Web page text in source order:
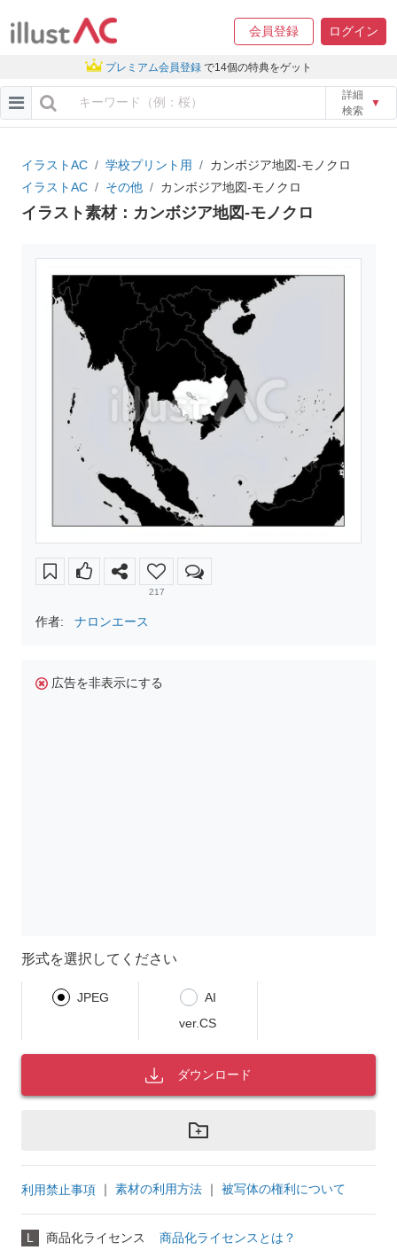
会員登録 ログイン
プレミアム会員登録 で14個の特典をゲット
詳細
検索
▼
イラストAC 学校プリント用
カンボジア地図-モノクロ
イラストAC
その他 カンボジア地図-モノクロ
イラスト素材：カンボジア地図-モノクロ
217
作者: ナロンエース
広告を非表示にする
形式を選択してください
JPEG
AI
ver.CS
ダウンロード
利用禁止事項 ｜ 素材の利用方法 ｜ 被写体の権利について
L 商品化ライセンス 商品化ライセンスとは？